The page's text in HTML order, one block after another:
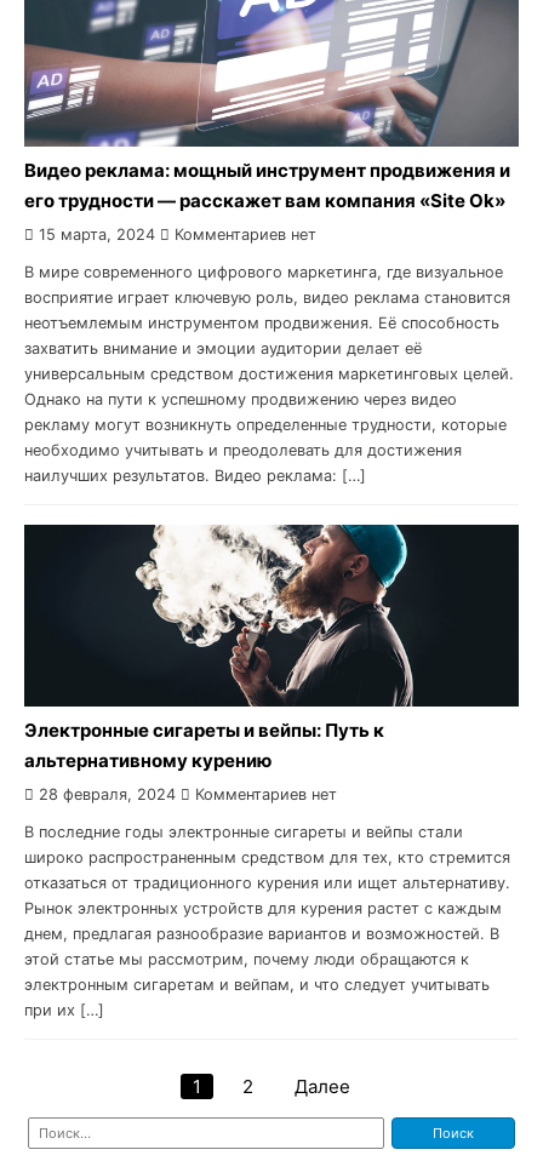
Видео реклама: мощный инструмент продвижения и
его трудности — расскажет вам компания «Site Ok‎»
15 марта, 2024 Комментариев нет
В мире современного цифрового маркетинга, где визуальное
восприятие играет ключевую роль, видео реклама становится
неотъемлемым инструментом продвижения. Её способность
захватить внимание и эмоции аудитории делает её
универсальным средством достижения маркетинговых целей.
Однако на пути к успешному продвижению через видео
рекламу могут возникнуть определенные трудности, которые
необходимо учитывать и преодолевать для достижения
наилучших результатов. Видео реклама: […]
Электронные сигареты и вейпы: Путь к
альтернативному курению
28 февраля, 2024 Комментариев нет
В последние годы электронные сигареты и вейпы стали
широко распространенным средством для тех, кто стремится
отказаться от традиционного курения или ищет альтернативу.
Рынок электронных устройств для курения растет с каждым
днем, предлагая разнообразие вариантов и возможностей. В
этой статье мы рассмотрим, почему люди обращаются к
электронным сигаретам и вейпам, и что следует учитывать
при их […]
Навигация
по
1 2 Далее
Найти: